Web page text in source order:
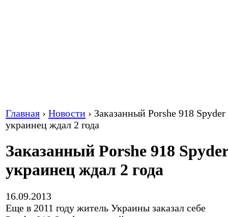
Главная › Новости › Заказанный Porshe 918 Spyder
украинец ждал 2 года
Заказанный Porshe 918 Spyder
украинец ждал 2 года
16.09.2013
Еще в 2011 году житель Украины заказал себе